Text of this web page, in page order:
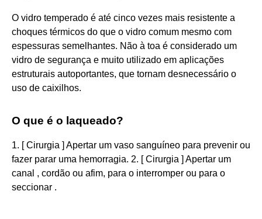
O vidro temperado é até cinco vezes mais resistente a
choques térmicos do que o vidro comum mesmo com
espessuras semelhantes. Não à toa é considerado um
vidro de segurança e muito utilizado em aplicações
estruturais autoportantes, que tornam desnecessário o
uso de caixilhos.
O que é o laqueado?
1. [ Cirurgia ] Apertar um vaso sanguíneo para prevenir ou
fazer parar uma hemorragia. 2. [ Cirurgia ] Apertar um
canal , cordão ou afim, para o interromper ou para o
seccionar .